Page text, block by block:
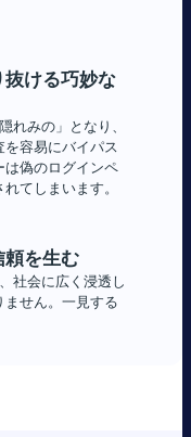
抜ける巧妙な
れみの」となり、
容易にバイパス
は偽のログインペ
てしまいます。
頼を生む
社会に広く浸透し
せん。一見する